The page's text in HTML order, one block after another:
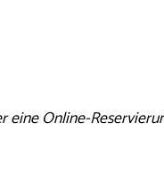
eine Online-